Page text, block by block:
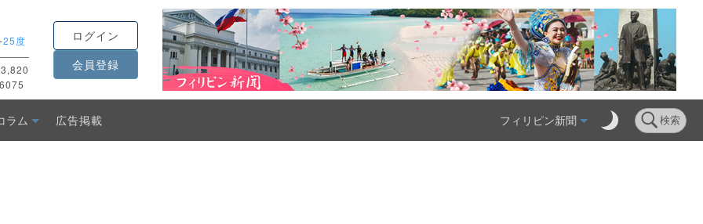
-25度
ログイン
会員登録
ラム 広告掲載 フィリピン新聞 検索